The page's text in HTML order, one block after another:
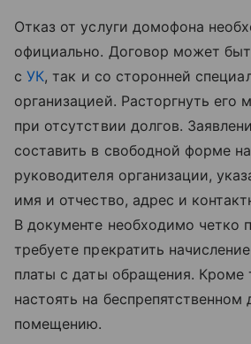
Отказ от услуги домофона
официально. Договор может
сУК, так и со сторонней
организацией. Расторгнуть его
при отсутствии долгов.
составить в свободной форме
руководителя организации,
имя и отчество, адрес и
В документе необходимо четко
требуете прекратить
платы с даты обращения. Кроме
настоять на
помещению.